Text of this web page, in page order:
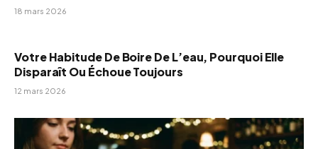
18 mars 2026
Votre Habitude De Boire De L’eau, Pourquoi Elle
Disparaît Ou Échoue Toujours
12 mars 2026